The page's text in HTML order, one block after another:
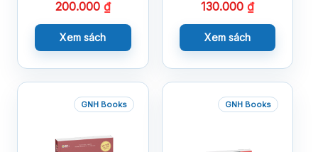
200.000 ₫
Xem sách
130.000 ₫
Xem sách
GNH Books GNH Books